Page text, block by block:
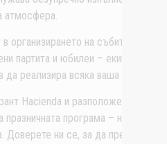
атмосфера.
организирането на събития –
партита и юбилеи – екипът на
реализира всяка ваша идея.
Hacienda и разположението на
програма – ние ще
ни се, за да превърнем